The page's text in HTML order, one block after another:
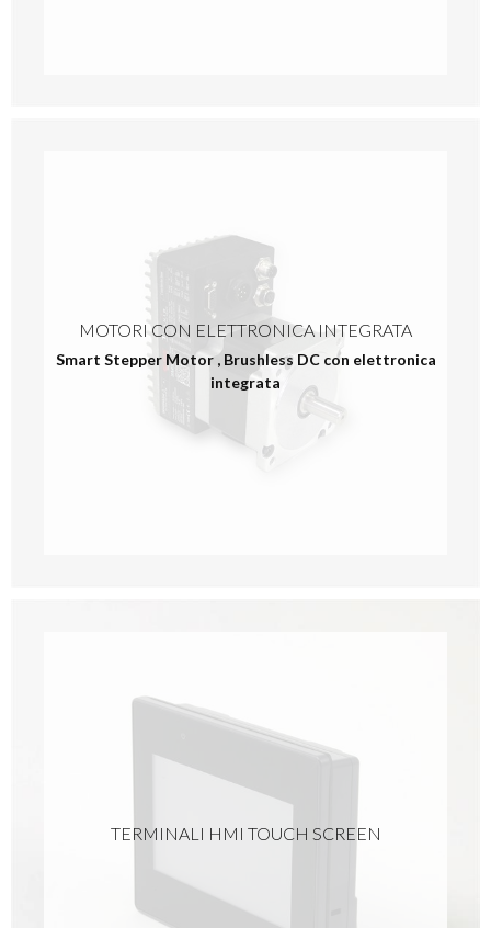
MOTORI CON ELETTRONICA INTEGRATA
Smart Stepper Motor , Brushless DC con elettronica
integrata
TERMINALI HMI TOUCH SCREEN